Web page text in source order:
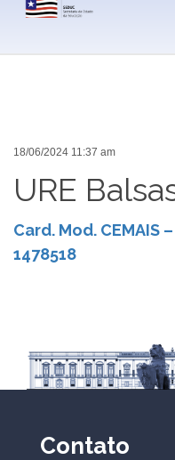
18/06/2024 11:37 am
URE
Card. Mod. CEMAIS
1478518
Contato